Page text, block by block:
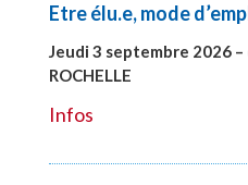
Etre élu.e, mode
Jeudi 3 septembre 2026 –
ROCHELLE
Infos